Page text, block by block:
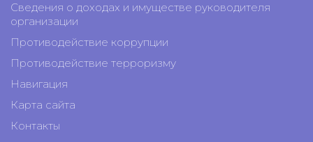
Сведения о доходах и имуществе руководителя
организации
Противодействие коррупции
Противодействие терроризму
Навигация
Карта сайта
Контакты